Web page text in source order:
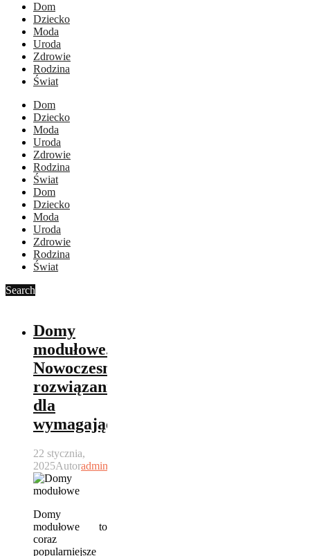
Dom
Dziecko
Moda
Uroda
Zdrowie
Rodzina
Świat
Dom
Dziecko
Moda
Uroda
Zdrowie
Rodzina
Świat
Dom
Dziecko
Moda
Uroda
Zdrowie
Rodzina
Świat
Search
Domy
modułowe.
Nowoczesne
rozwiązanie
dla
wymagających
22 stycznia,
2025Autoradmin
Domy
modułowe to
coraz
popularniejsze